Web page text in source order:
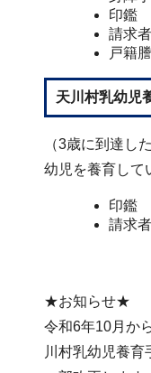
印鑑
請求
戸籍
天川村乳幼児
（3歳に到達し
幼児を養育して
印鑑
請求
★お知らせ★
令和6年10月か
川村乳幼児養育